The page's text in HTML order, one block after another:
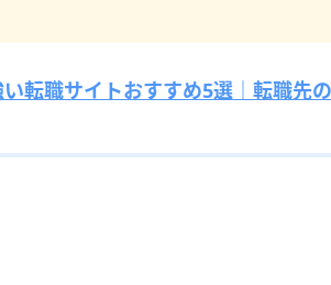
転職サイトおすすめ5選｜転職先